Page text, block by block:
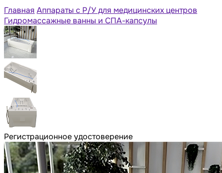
Главная Аппараты с Р/У для медицинских центров
Гидромассажные ванны и СПА-капсулы
Регистрационное удостоверение